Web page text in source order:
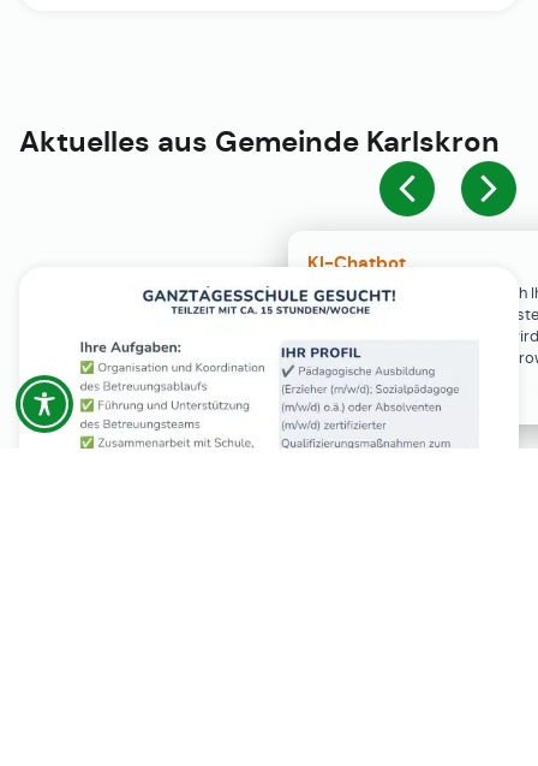
KI-Chatbot
Der KI-Chatbot steht erst nach
Einwilligung in den Cookie-
Verfügung. Der Chat-Verlauf
ausschließlich lokal in Ihrem
gespeichert.
Aktuelles aus Gemeinde Karlskron